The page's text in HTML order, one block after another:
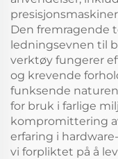
Den fremragende
ledningsevnen til
verktøy fungerer
og krevende
funksende
for bruk i farlige
kompromittering
erfaring i
vi forpliktet på å